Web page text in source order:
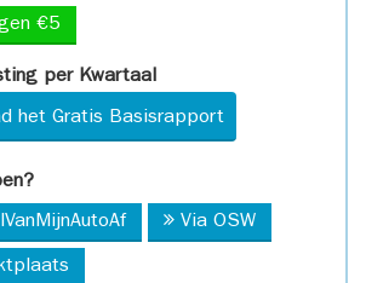
€5
per Kwartaal
het Gratis Basisrapport
Via OSW